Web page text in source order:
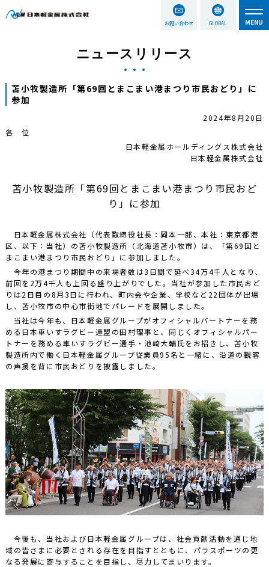
お問い合わせ GLOBAL
ニュースリリース
苫小牧製造所「第69回とまこまい港まつり市民おどり」に
参加
2024年8月20日
各 位
日本軽金属ホールディングス株式会社
日本軽金属株式会社
苫小牧製造所「第69回とまこまい港まつり市民おど
り」に参加
日本軽金属株式会社（代表取締役社長：岡本一郎、本社：東京都港
区、以下：当社）の苫小牧製造所（北海道苫小牧市）は、「第69回と
まこまい港まつり市民おどり」に参加しました。
今年の港まつり期間中の来場者数は3日間で延べ34万4千人となり、
前回を2万4千人も上回る盛り上がりでした。当社が参加した市民おど
りは2日目の8月3日に行われ、町内会や企業、学校など22団体が出場
し、苫小牧市の中心市街地でパレードを展開しました。
当社は今年も、日本軽金属グループがオフィシャルパートナーを務
める日本車いすラグビー連盟の田村理事と、同じくオフィシャルパー
トナーを務める車いすラグビー選手・池崎大輔氏をお招きし、苫小牧
製造所内で働く日本軽金属グループ従業員95名と一緒に、沿道の観客
の声援を背に市民おどりを披露しました。
今後も、当社および日本軽金属グループは、社会貢献活動を通じ地
域の皆さまに必要とされる存在を目指すとともに、パラスポーツの更
なる発展に寄与することを目指し、尽力してまいります。